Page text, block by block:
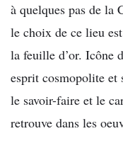
à quelques pas de la
le choix de ce lieu
la feuille d’or. Icône
esprit cosmopolite et
le savoir-faire et le
retrouve dans les